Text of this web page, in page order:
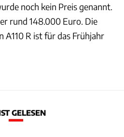
noch kein Preis genannt.
rund 148.000 Euro. Die
A110 R ist für das Frühjahr
GELESEN